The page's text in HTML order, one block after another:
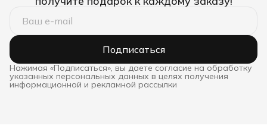
Подписаться
Нажимая «Подписаться», вы даете согласие на обработку
указанных персональных данных в целях получения
информационной и рекламной рассылки